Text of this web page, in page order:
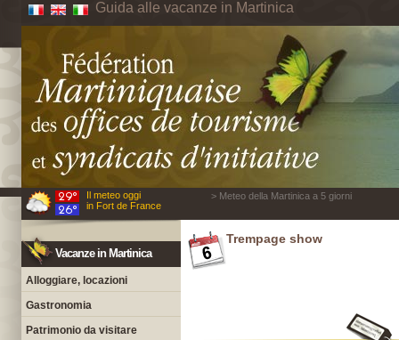
Guida alle vacanze in Martinica
Il meteo oggi
in Fort de France
> Meteo della Martinica a 5 giorni
Vacanze in Martinica
Alloggiare, locazioni
Gastronomia
Patrimonio da visitare
Trempage show